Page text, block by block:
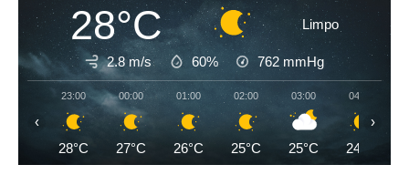
28°C Limpo
2.8 m/s 60% 762 mmHg
23:00
28°C
00:00
27°C
01:00
26°C
02:00
25°C
03:00
25°C
04:00
24°C
‹ ›